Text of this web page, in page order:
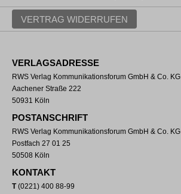
VERTRAG WIDERRUFEN
VERLAGSADRESSE
RWS Verlag Kommunikationsforum GmbH & Co. KG
Aachener Straße 222
50931 Köln
POSTANSCHRIFT
RWS Verlag Kommunikationsforum GmbH & Co. KG
Postfach 27 01 25
50508 Köln
KONTAKT
T(0221) 400 88-99